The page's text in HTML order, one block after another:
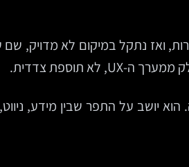
יושב על התפר שבין מידע,